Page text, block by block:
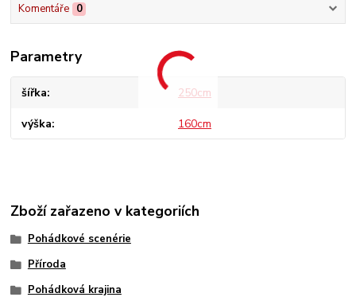
Komentáře 0
Parametry
šířka 250cm
výška 160cm
Zboží zařazeno v kategoriích
Pohádkové scenérie
Příroda
Pohádková krajina